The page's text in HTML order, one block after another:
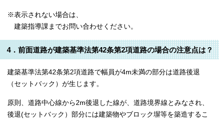
※表示されない場合は、
建築指導課までお問い合わせください。
4．前面道路が建築基準法第42条第2項道路の場合の注意点は？
建築基準法第42条第2項道路で幅員が4m未満の部分は道路後退
（セットバック）が生じます。
原則、道路中心線から2m後退した線が、道路境界線とみなされ、
後退(セットバック）部分には建築物やブロック塀等を築造するこ